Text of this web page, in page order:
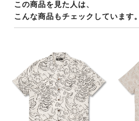
この商品を見た人は、
こんな商品もチェックしています。